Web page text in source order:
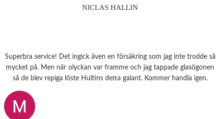
NICLAS HALLIN
Superbra service! Det ingick även en försäkring som jag inte trodde så
mycket på. Men när olyckan var framme och jag tappade glasögonen
så de blev repiga löste Hultins detta galant. Kommer handla igen.